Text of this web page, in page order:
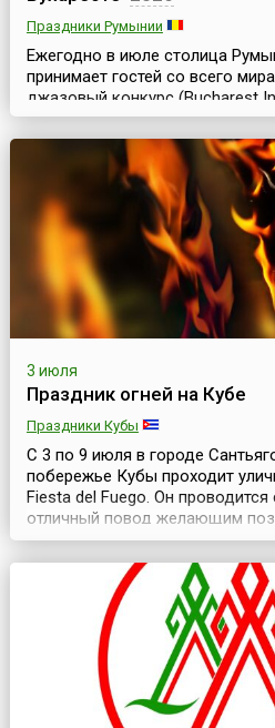
Праздники Румынии
Ежегодно в июле столица
принимает гостей со всего
джазовый конкурс (Bucharest
Competition), который
рамках большого
ставшего в последние годы
страны.Особенность
уникальным в Европе, в том,
музыкальным...
3 июля
Праздник огней на Кубе
Праздники Кубы
С 3 по 9 июля в городе
побережье Кубы проходит
Fiesta del Fuego. Он проводится
отличный повод желающим
культурой, протанцевав всю
де-Куба, подкрепившись (если
знаменитым кубинским ромом.
«первый город революции».
революционеры, ...